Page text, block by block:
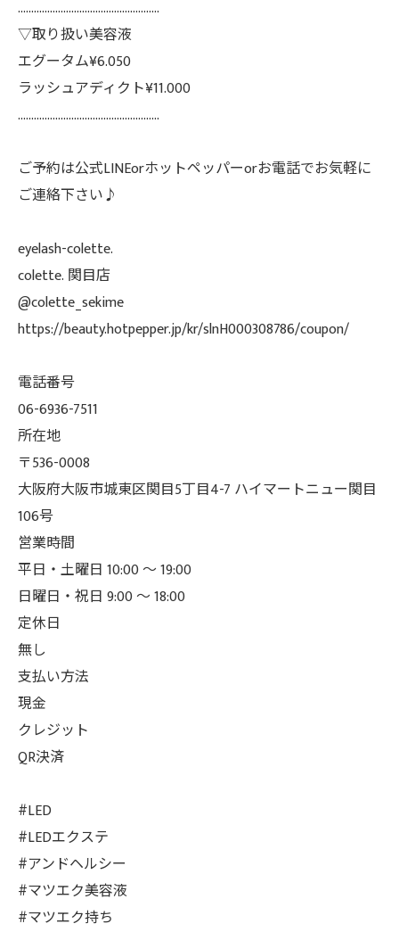
.....................................................
▽取り扱い美容液
エグータム¥6.050
ラッシュアディクト¥11.000
.....................................................
ご予約は公式LINEorホットペッパーorお電話でお気軽に
ご連絡下さい♪
eyelash-colette.
colette. 関目店
@colette_sekime
https://beauty.hotpepper.jp/kr/slnH000308786/coupon/
電話番号
06-6936-7511
所在地
〒536-0008
大阪府大阪市城東区関目5丁目4-7 ハイマートニュー関目
106号
営業時間
平日・土曜日 10:00 ～ 19:00
日曜日・祝日 9:00 ～ 18:00
定休日
無し
支払い方法
現金
クレジット
QR決済
#LED
#LEDエクステ
#アンドヘルシー
#マツエク美容液
#マツエク持ち